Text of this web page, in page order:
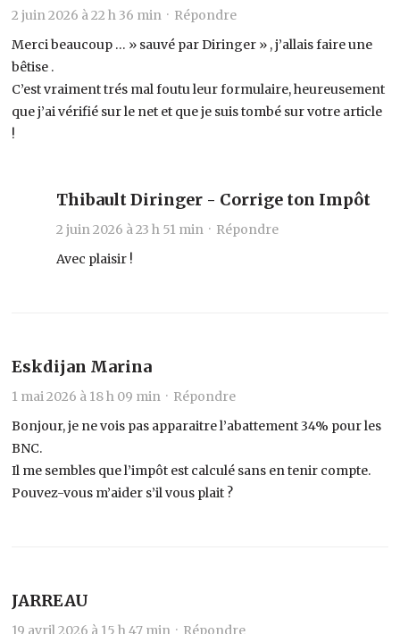
2 juin 2026 à 22 h 36 min · Répondre
Merci beaucoup … » sauvé par Diringer » , j’allais faire une
bêtise .
C’est vraiment trés mal foutu leur formulaire, heureusement
que j’ai vérifié sur le net et que je suis tombé sur votre article
!
Thibault Diringer - Corrige ton Impôt
2 juin 2026 à 23 h 51 min · Répondre
Avec plaisir !
Eskdijan Marina
1 mai 2026 à 18 h 09 min · Répondre
Bonjour, je ne vois pas apparaitre l’abattement 34% pour les
BNC.
Il me sembles que l’impôt est calculé sans en tenir compte.
Pouvez-vous m’aider s’il vous plait ?
JARREAU
19 avril 2026 à 15 h 47 min · Répondre